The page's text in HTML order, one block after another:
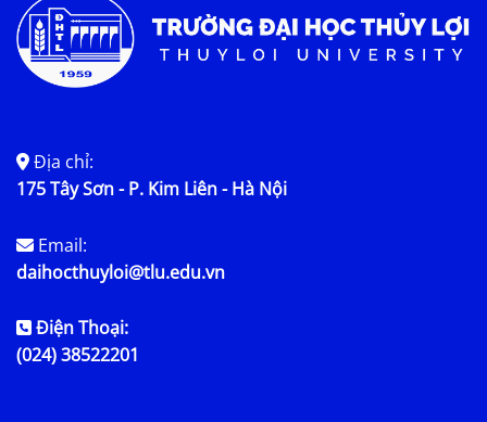
Địa chỉ:
175 Tây Sơn - P. Kim Liên - Hà Nội
Email:
daihocthuyloi@tlu.edu.vn
Điện Thoại:
(024) 38522201